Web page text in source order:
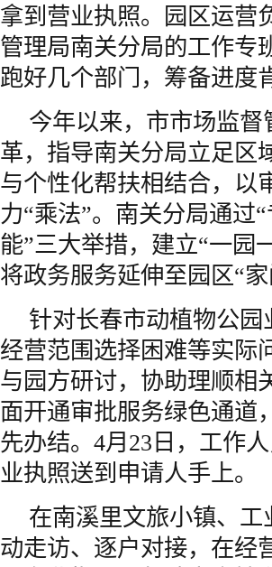
拿到营业执照。园区运营
管理局南关分局的工作专
跑好几个部门，筹备进度
今年以来，市市场监督
革，指导南关分局立足区
与个性化帮扶相结合，以
力“乘法”。南关分局通过
能”三大举措，建立“一园
将政务服务延伸至园区“家
针对长春市动植物公
经营范围选择困难等实际
与园方研讨，协助理顺相
面开通审批服务绿色通道
先办结。4月23日，工作
业执照送到申请人手上。
在南溪里文旅小镇、
动走访、逐户对接，在经